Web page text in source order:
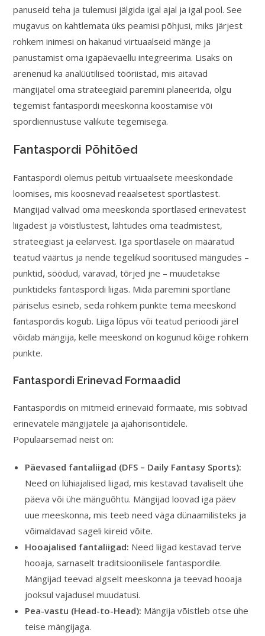
panuseid teha ja tulemusi jälgida igal ajal ja igal pool. See
mugavus on kahtlemata üks peamisi põhjusi, miks järjest
rohkem inimesi on hakanud virtuaalseid mänge ja
panustamist oma igapäevaellu integreerima. Lisaks on
arenenud ka analüütilised tööriistad, mis aitavad
mängijatel oma strateegiaid paremini planeerida, olgu
tegemist fantaspordi meeskonna koostamise või
spordiennustuse valikute tegemisega.
Fantaspordi Põhitõed
Fantaspordi olemus peitub virtuaalsete meeskondade
loomises, mis koosnevad reaalsetest sportlastest.
Mängijad valivad oma meeskonda sportlased erinevatest
liigadest ja võistlustest, lähtudes oma teadmistest,
strateegiast ja eelarvest. Iga sportlasele on määratud
teatud väärtus ja nende tegelikud sooritused mängudes –
punktid, söödud, väravad, tõrjed jne – muudetakse
punktideks fantaspordi liigas. Mida paremini sportlane
päriselus esineb, seda rohkem punkte tema meeskond
fantaspordis kogub. Liiga lõpus või teatud perioodi järel
võidab mängija, kelle meeskond on kogunud kõige rohkem
punkte.
Fantaspordi Erinevad Formaadid
Fantaspordis on mitmeid erinevaid formaate, mis sobivad
erinevatele mängijatele ja ajahorisontidele.
Populaarsemad neist on:
Päevased fantaliigad (DFS – Daily Fantasy Sports):
Need on lühiajalised liigad, mis kestavad tavaliselt ühe
päeva või ühe mänguõhtu. Mängijad loovad iga päev
uue meeskonna, mis teeb need väga dünaamilisteks ja
võimaldavad sageli kiireid võite.
Hooajalised fantaliigad: Need liigad kestavad terve
hooaja, sarnaselt traditsioonilisele fantaspordile.
Mängijad teevad algselt meeskonna ja teevad hooaja
jooksul vajadusel muudatusi.
Pea-vastu (Head-to-Head): Mängija võistleb otse ühe
teise mängijaga.